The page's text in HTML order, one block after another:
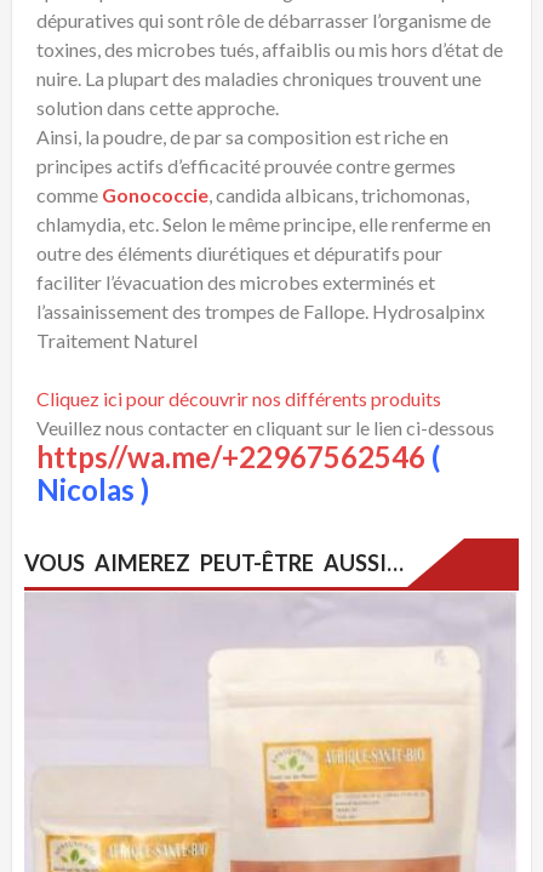
dépuratives qui sont rôle de débarrasser l’organisme de
toxines, des microbes tués, affaiblis ou mis hors d’état de
nuire. La plupart des maladies chroniques trouvent une
solution dans cette approche.
Ainsi, la poudre, de par sa composition est riche en
principes actifs d’efficacité prouvée contre germes
comme Gonococcie , candida albicans, trichomonas,
chlamydia, etc. Selon le même principe, elle renferme en
outre des éléments diurétiques et dépuratifs pour
faciliter l’évacuation des microbes exterminés et
l’assainissement des trompes de Fallope. Hydrosalpinx
Traitement Naturel
Cliquez ici pour découvrir nos différents produits
Veuillez nous contacter en cliquant sur le lien ci-dessous
https//wa.me/+22967562546 (
Nicolas )
VOUS AIMEREZ PEUT-ÊTRE AUSSI…